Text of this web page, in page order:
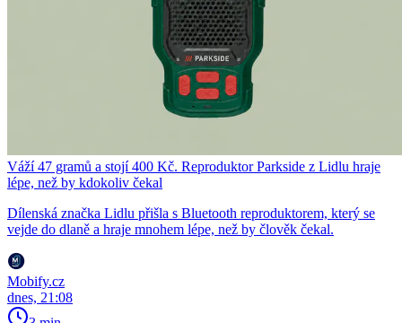
Váží 47 gramů a stojí 400 Kč. Reproduktor Parkside z Lidlu hraje
lépe, než by kdokoliv čekal
Dílenská značka Lidlu přišla s Bluetooth reproduktorem, který se
vejde do dlaně a hraje mnohem lépe, než by člověk čekal.
Mobify.cz
dnes, 21:08